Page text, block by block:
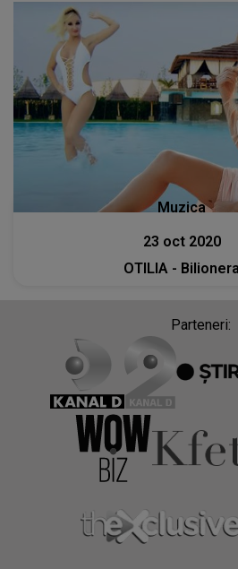
Muzica
23 oct 2020
OTILIA - Bilionera
Parteneri: